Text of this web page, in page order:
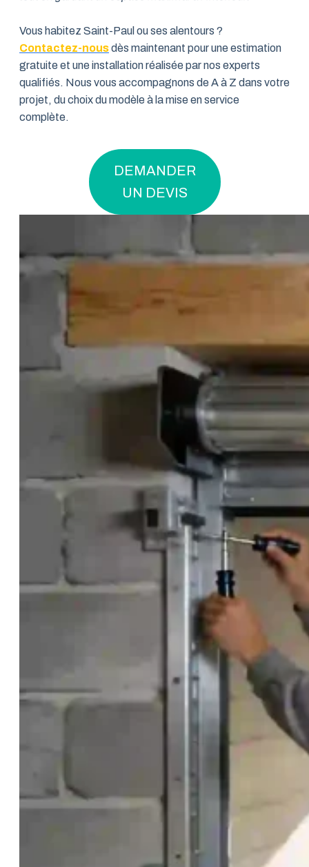
Vous habitez Saint-Paul ou ses alentours ?
Contactez-nousdès maintenant pour une estimation
gratuite et une installation réalisée par nos experts
qualifiés. Nous vous accompagnons de A à Z dans votre
projet, du choix du modèle à la mise en service
complète.
DEMANDER
UN DEVIS